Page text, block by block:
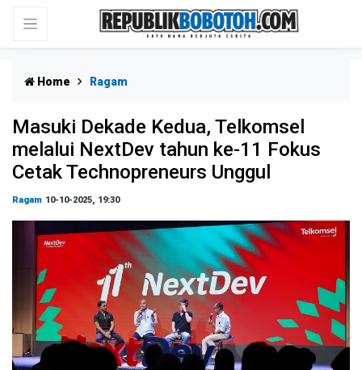
Home Ragam
Masuki Dekade Kedua, Telkomsel
melalui NextDev tahun ke-11 Fokus
Cetak Technopreneurs Unggul
Ragam 10-10-2025, 19:30